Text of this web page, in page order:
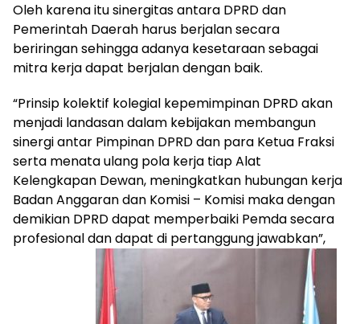
Oleh karena itu sinergitas antara DPRD dan
Pemerintah Daerah harus berjalan secara
beriringan sehingga adanya kesetaraan sebagai
mitra kerja dapat berjalan dengan baik.
“Prinsip kolektif kolegial kepemimpinan DPRD akan
menjadi landasan dalam kebijakan membangun
sinergi antar Pimpinan DPRD dan para Ketua Fraksi
serta menata ulang pola kerja tiap Alat
Kelengkapan Dewan, meningkatkan hubungan kerja
Badan Anggaran dan Komisi – Komisi maka dengan
demikian DPRD dapat memperbaiki Pemda secara
profesional dan dapat di pertanggung jawabkan”,